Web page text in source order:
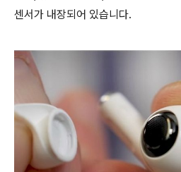
센서가 내장되어 있습니다.